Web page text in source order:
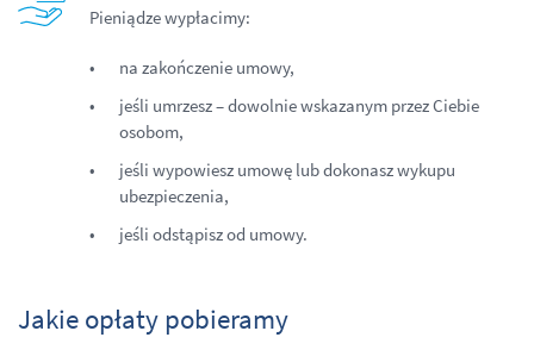
Pieniądze wypłacimy:
na zakończenie umowy,
jeśli umrzesz – dowolnie wskazanym przez Ciebie
osobom,
jeśli wypowiesz umowę lub dokonasz wykupu
ubezpieczenia,
jeśli odstąpisz od umowy.
Jakie opłaty pobieramy